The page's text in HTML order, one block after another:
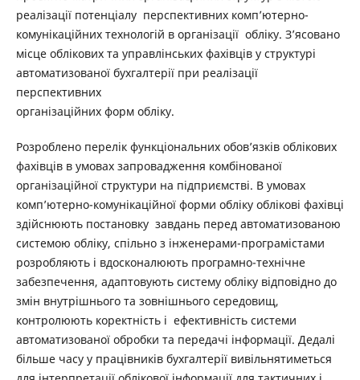
реалізації потенціалу перспективних комп’ютерно-
комунікаційних технологій в організації обліку. З’ясовано
місце облікових та управлінських фахівців у структурі
автоматизованої бухгалтерії при реалізації
перспективних
організаційних форм обліку.
Розроблено перелік функціональних обов’язків облікових
фахівців в умовах запровадження комбінованої
організаційної структури на підприємстві. В умовах
комп’ютерно-комунікаційної форми обліку облікові фахівці
здійснюють постановку завдань перед автоматизованою
системою обліку, спільно з інженерами-програмістами
розробляють і вдосконалюють програмно-технічне
забезпечення, адаптовують систему обліку відповідно до
змін внутрішнього та зовнішнього середовищ,
контролюють коректність і ефективність системи
автоматизованої обробки та передачі інформації. Дедалі
більше часу у працівників бухгалтерії вивільнятиметься